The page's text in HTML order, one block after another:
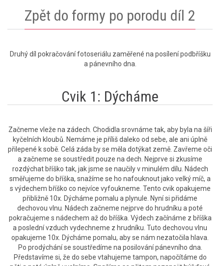
Zpět do formy po porodu díl 2
Druhý díl pokračování fotoseriálu zaměřené na posílení podbříšku
a pánevního dna.
Cvik 1: Dýcháme
Začneme vleže na zádech. Chodidla srovnáme tak, aby byla na šíři
kyčelních kloubů. Nemáme je příliš daleko od sebe, ale ani úplně
přilepené k sobě. Celá záda by se měla dotýkat země. Zavřeme oči
a začneme se soustředit pouze na dech. Nejprve si zkusíme
rozdýchat bříško tak, jak jsme se naučily v minulém dílu. Nádech
směřujeme do bříška, snažíme se ho nafouknout jako velký míč, a
s výdechem bříško co nejvíce vyfoukneme. Tento cvik opakujeme
přibližně 10x. Dýcháme pomalu a plynule. Nyní si přidáme
dechovou vlnu. Nádech začneme nejprve do hrudníku a poté
pokračujeme s nádechem až do bříška. Výdech začínáme z bříška
a poslední vzduch vydechneme z hrudníku. Tuto dechovou vlnu
opakujeme 10x. Dýcháme pomalu, aby se nám nezatočila hlava.
Po prodýchání se soustředíme na posilování pánevního dna.
Představíme si, že do sebe vtahujeme tampon, napočítáme do